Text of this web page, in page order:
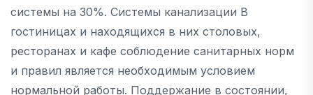
системы на 30%. Системы канализации В
гостиницах и находящихся в них столовых,
ресторанах и кафе соблюдение санитарных норм
и правил является необходимым условием
нормальной работы. Поддержание в состоянии,